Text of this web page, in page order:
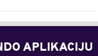
APLIKACIJU